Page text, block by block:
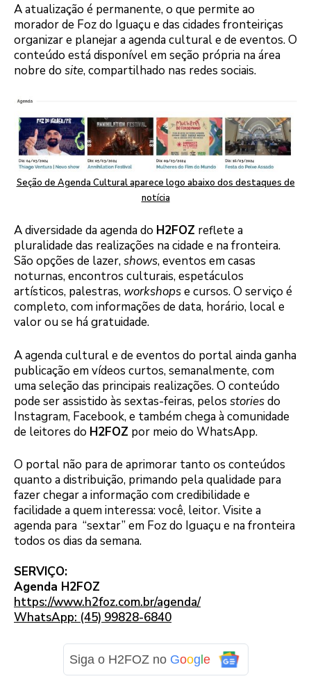
A atualização é permanente, o que permite ao
morador de Foz do Iguaçu e das cidades fronteiriças
organizar e planejar a agenda cultural e de eventos. O
conteúdo está disponível em seção própria na área
nobre do site, compartilhado nas redes sociais.
Seção de Agenda Cultural aparece logo abaixo dos destaques de
notícia
A diversidade da agenda do H2FOZ reflete a
pluralidade das realizações na cidade e na fronteira.
São opções de lazer,shows, eventos em casas
noturnas, encontros culturais, espetáculos
artísticos, palestras, workshopse cursos. O serviço é
completo, com informações de data, horário, local e
valor ou se há gratuidade.
A agenda cultural e de eventos do portal ainda ganha
publicação em vídeos curtos, semanalmente, com
uma seleção das principais realizações. O conteúdo
pode ser assistido às sextas-feiras, pelos storiesdo
Instagram, Facebook, e também chega à comunidade
de leitores do H2FOZ por meio do WhatsApp.
O portal não para de aprimorar tanto os conteúdos
quanto a distribuição, primando pela qualidade para
fazer chegar a informação com credibilidade e
facilidade a quem interessa: você, leitor. Visite a
agenda para “sextar” em Foz do Iguaçu e na fronteira
todos os dias da semana.
SERVIÇO:
Agenda H2FOZ
https://www.h2foz.com.br/agenda/
WhatsApp: (45) 99828-6840
Siga o H2FOZ no Google